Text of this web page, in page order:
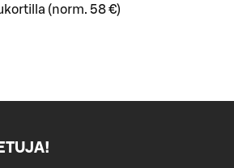
(norm. 58 €)